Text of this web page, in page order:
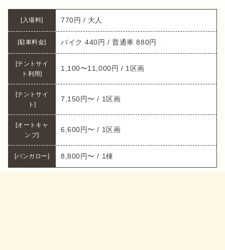
[入場料] 770円 / 大人
[駐車料金] バイク 440円 / 普通車 880円
[テントサイ
ト利用]
1,100〜11,000円 / 1区画
[テントサイ
ト]
7,150円〜 / 1区画
[オートキャ
ンプ]
6,600円〜 / 1区画
[バンガロー] 8,800円〜 / 1棟